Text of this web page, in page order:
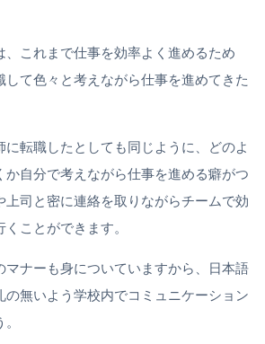
、これまで仕事を効率よく進めるため
して色々と考えながら仕事を進めてきた
に転職したとしても同じように、どのよ
か自分で考えながら仕事を進める癖がつ
上司と密に連絡を取りながらチームで効
ことができます。
マナーも身についていますから、日本語
の無いよう学校内でコミュニケーション